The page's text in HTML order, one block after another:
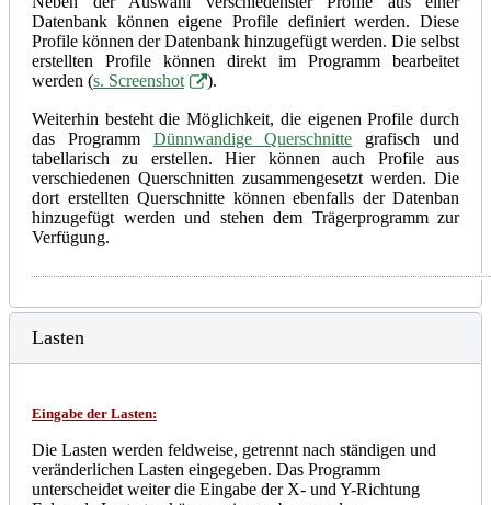
Datenbank können eigene Profile definiert werden. Diese
Profile können der Datenbank hinzugefügt werden. Die selbst
erstellten Profile können direkt im Programm bearbeitet
werden (s. Screenshot ).
Weiterhin besteht die Möglichkeit, die eigenen Profile durch
das Programm Dünnwandige Querschnitte grafisch und
tabellarisch zu erstellen. Hier können auch Profile aus
verschiedenen Querschnitten zusammengesetzt werden. Die
dort erstellten Querschnitte können ebenfalls der Datenban
hinzugefügt werden und stehen dem Trägerprogramm zur
Verfügung.
Lasten
Eingabe der Lasten:
Die Lasten werden feldweise, getrennt nach ständigen und
veränderlichen Lasten eingegeben. Das Programm
unterscheidet weiter die Eingabe der X- und Y-Richtung